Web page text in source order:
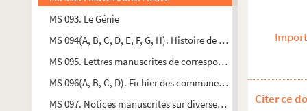
MS 093. Le Génie
MS 094(A, B, C, D, E, F, G, H). Histoire de la médecine
MS 095. Lettres manuscrites de correspondants divers
MS 096(A, B, C, D). Fichier des communes du Finistère
MS 097. Notices manuscrites sur diverses communes du
Citer ce